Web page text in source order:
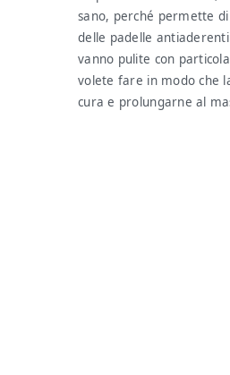
sano, perché permette
delle padelle
vanno pulite con
volete fare in modo che
cura e prolungarne al